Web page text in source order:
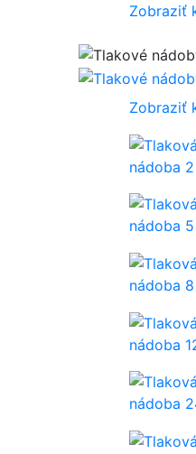
Zobraziť
Zobraziť
nádoba
nádoba
nádoba
nádoba
nádoba